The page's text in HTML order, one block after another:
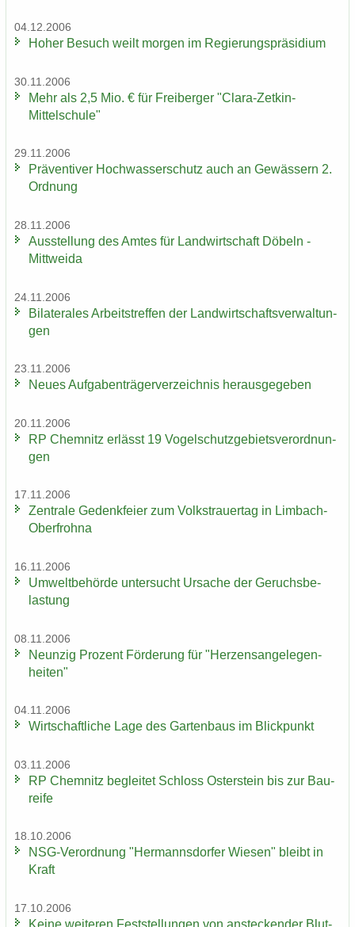
04.12.2006
Hoher Be­such weilt mor­gen im Re­gie­rungs­prä­si­di­um
30.11.2006
Mehr als 2,5 Mio. € für Frei­ber­ger "Clara-​Zetkin-
Mittelschule"
29.11.2006
Prä­ven­ti­ver Hoch­was­ser­schutz auch an Ge­wäs­sern 2.
Ord­nung
28.11.2006
Aus­stel­lung des Amtes für Land­wirt­schaft Dö­beln -
Mitt­wei­da
24.11.2006
Bi­la­te­ra­les Ar­beits­tref­fen der Land­wirt­schafts­ver­wal­tun­
gen
23.11.2006
Neues Auf­ga­ben­trä­ger­ver­zeich­nis her­aus­ge­ge­ben
20.11.2006
RP Chem­nitz er­lässt 19 Vo­gel­schutz­ge­biets­ver­ord­nun­
gen
17.11.2006
Zen­tra­le Ge­denk­fei­er zum Volks­trau­er­tag in Limbach-​
Oberfrohna
16.11.2006
Um­welt­be­hör­de un­ter­sucht Ur­sa­che der Ge­ruchs­be­
las­tung
08.11.2006
Neun­zig Pro­zent För­de­rung für "Her­zens­an­ge­le­gen­
hei­ten"
04.11.2006
Wirt­schaft­li­che Lage des Gar­ten­baus im Blick­punkt
03.11.2006
RP Chem­nitz be­glei­tet Schloss Os­ter­stein bis zur Bau­
rei­fe
18.10.2006
NSG-​Verordnung "Her­manns­dor­fer Wie­sen" bleibt in
Kraft
17.10.2006
Keine wei­te­ren Fest­stel­lun­gen von an­ste­cken­der Blut­